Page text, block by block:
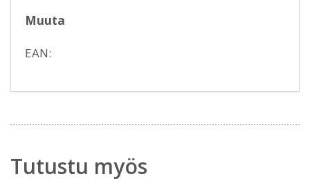
Muuta
EAN:
Tutustu myös